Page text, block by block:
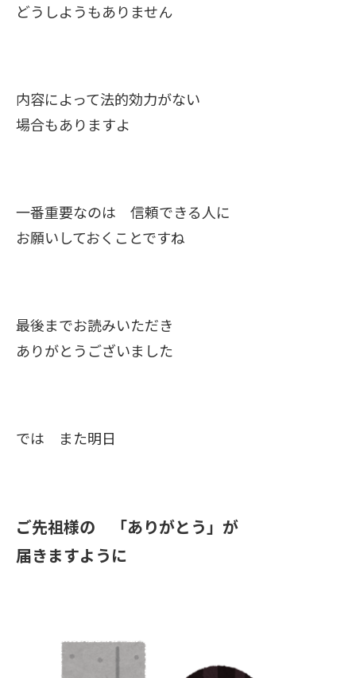
どうしようもありません
内容によって法的効力がない
場合もありますよ
一番重要なのは 信頼できる人に
お願いしておくことですね
最後までお読みいただき
ありがとうございました
では また明日
ご先祖様の 「ありがとう」が
届きますように